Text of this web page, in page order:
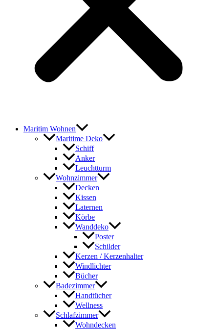
Maritim Wohnen
Maritime Deko
Schiff
Anker
Leuchtturm
Wohnzimmer
Decken
Kissen
Laternen
Körbe
Wanddeko
Poster
Schilder
Kerzen / Kerzenhalter
Windlichter
Bücher
Badezimmer
Handtücher
Wellness
Schlafzimmer
Wohndecken